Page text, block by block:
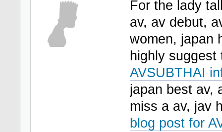
For the lady
av, av debut,
women, japan
highly
AVSUBTHAI
japan best av,
miss a av, jav
blog post for